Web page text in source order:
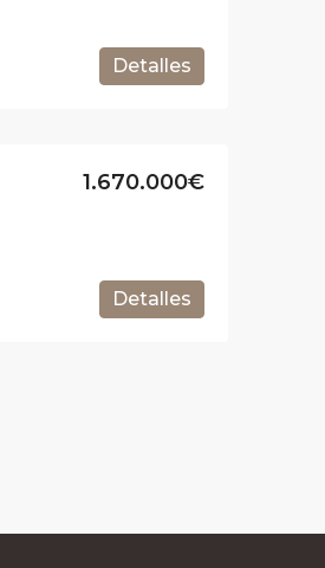
Detalles
1.670.000€
Detalles